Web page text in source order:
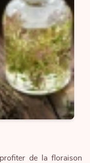
de la floraison